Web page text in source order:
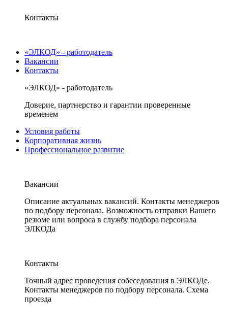
Контакты
«ЭЛКОД» - работодатель
Вакансии
Контакты
«ЭЛКОД» - работодатель
Доверие, партнерство и гарантии проверенные
временем
Условия работы
Корпоративная жизнь
Профессиональное развитие
Вакансии
Описание актуальных вакансий. Контакты менеджеров
по подбору персонала. Возможность отправки Вашего
резюме или вопроса в службу подбора персонала
ЭЛКОДа
Контакты
Точный адрес проведения собеседования в ЭЛКОДе.
Контакты менеджеров по подбору персонала. Схема
проезда